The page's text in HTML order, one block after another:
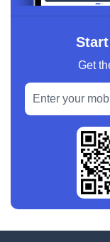
Get